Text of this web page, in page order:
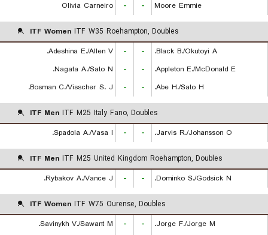
Olivia Carneiro
- - Moore Emmie
ITF Women ITF W35 Roehampton, Doubles
Adeshina E./Allen V.
- -
Black B./Okutoyi A.
Nagata A./Sato N.
- -
Appleton E./McDonald E.
Bosman C./Visscher S. J.
- - Abe H./Sato H.
ITF Men ITF M25 Italy Fano, Doubles
Spadola A./Vasa I.
- - Jarvis R./Johansson O.
ITF Men ITF M25 United Kingdom Roehampton, Doubles
Rybakov A./Vance J.
- - Dominko S./Godsick N.
ITF Women ITF W75 Ourense, Doubles
Savinykh V./Sawant M.
- -
Jorge F./Jorge M.